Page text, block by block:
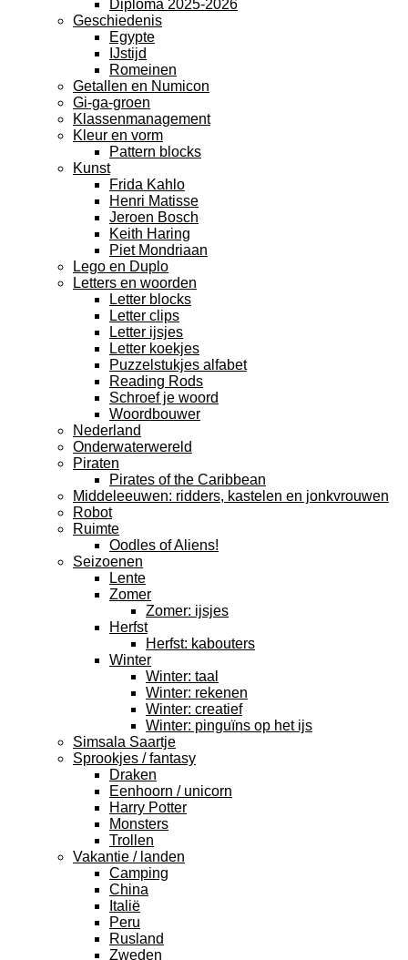
Diploma 2025-2026
Geschiedenis
Egypte
IJstijd
Romeinen
Getallen en Numicon
Gi-ga-groen
Klassenmanagement
Kleur en vorm
Pattern blocks
Kunst
Frida Kahlo
Henri Matisse
Jeroen Bosch
Keith Haring
Piet Mondriaan
Lego en Duplo
Letters en woorden
Letter blocks
Letter clips
Letter ijsjes
Letter koekjes
Puzzelstukjes alfabet
Reading Rods
Schroef je woord
Woordbouwer
Nederland
Onderwaterwereld
Piraten
Pirates of the Caribbean
Middeleeuwen: ridders, kastelen en jonkvrouwen
Robot
Ruimte
Oodles of Aliens!
Seizoenen
Lente
Zomer
Zomer: ijsjes
Herfst
Herfst: kabouters
Winter
Winter: taal
Winter: rekenen
Winter: creatief
Winter: pinguïns op het ijs
Simsala Saartje
Sprookjes / fantasy
Draken
Eenhoorn / unicorn
Harry Potter
Monsters
Trollen
Vakantie / landen
Camping
China
Italië
Peru
Rusland
Zweden